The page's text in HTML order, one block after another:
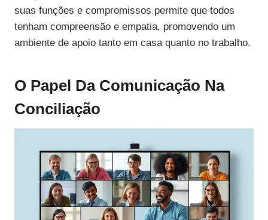
suas funções e compromissos permite que todos
tenham compreensão e empatia, promovendo um
ambiente de apoio tanto em casa quanto no trabalho.
O Papel Da Comunicação Na
Conciliação